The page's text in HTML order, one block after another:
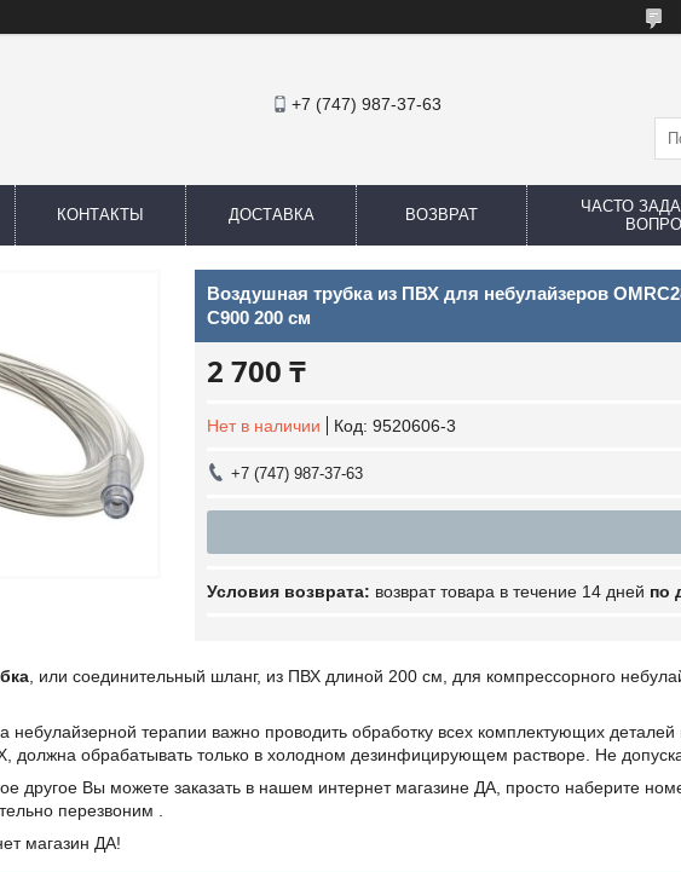
+7 (747) 987-37-63
КОНТАКТЫ ДОСТАВКА ВОЗВРАТ
ЧАСТО
Воздушная трубка из ПВХ для небулайзеров
С900 200 см
2 700 ₸
Нет в наличии Код: 9520606-3
+7 (747) 987-37-63
возврат товара в течение 14 дней по
, или соединительный шланг, из ПВХ длиной 200 см, для компрессорного
небулайзерной терапии важно проводить обработку всех комплектующих
должна обрабатывать только в холодном дезинфицирующем растворе. Не
другое Вы можете заказать в нашем интернет магазине ДА, просто наберите
перезвоним .
магазин ДА!